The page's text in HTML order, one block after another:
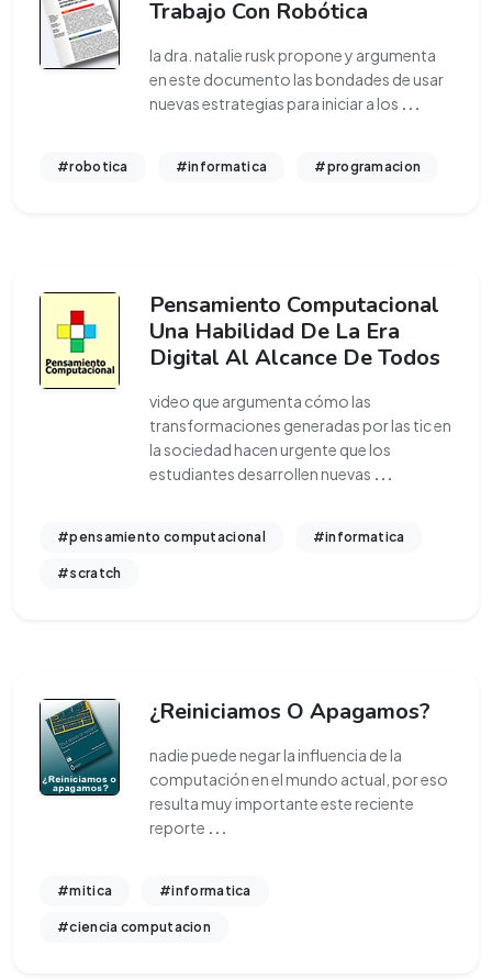
Trabajo Con Robótica
la dra. natalie rusk propone y argumenta
en este documento las bondades de usar
nuevas estrategias para iniciar a los ...
#robotica #informatica #programacion
Pensamiento Computacional
Una Habilidad De La Era
Digital Al Alcance De Todos
video que argumenta cómo las
transformaciones generadas por las tic en
la sociedad hacen urgente que los
estudiantes desarrollen nuevas ...
#pensamiento computacional #informatica
#scratch
¿Reiniciamos O Apagamos?
nadie puede negar la influencia de la
computación en el mundo actual, por eso
resulta muy importante este reciente
reporte ...
#mitica #informatica
#ciencia computacion